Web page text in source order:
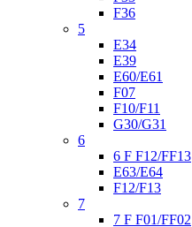
F36
5
E34
E39
E60/E61
F07
F10/F11
G30/G31
6
6 F F12/FF13
E63/E64
F12/F13
7
7 F F01/FF02